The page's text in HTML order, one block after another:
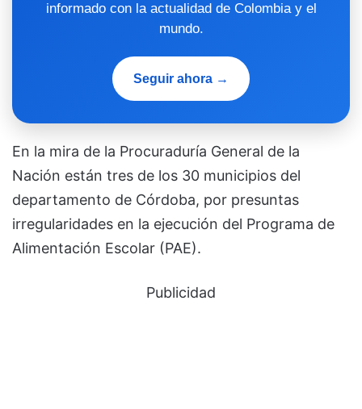
informado con la actualidad de Colombia y el
mundo.
Seguir ahora →
En la mira de la Procuraduría General de la
Nación están tres de los 30 municipios del
departamento de Córdoba, por presuntas
irregularidades en la ejecución del Programa de
Alimentación Escolar (PAE).
Publicidad